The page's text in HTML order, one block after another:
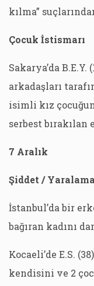
kılma”
Çocuk İstismarı
Sakarya’da
arkadaşları
isimli kız
serbest bırakılan
7 Aralık
Şiddet / Yaralama
İstanbul’da bir
bağıran kadını
Kocaeli’de E.S.
kendisini ve 2